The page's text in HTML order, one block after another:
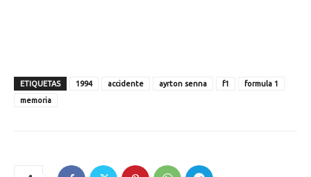
ETIQUETAS 1994 accidente ayrton senna f1
formula 1
memoria